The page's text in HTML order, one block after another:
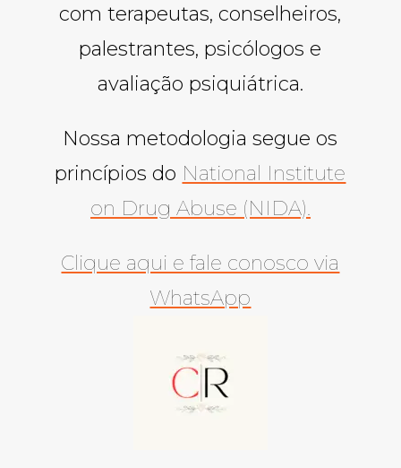
com terapeutas, conselheiros,
palestrantes, psicólogos e
avaliação psiquiátrica.
Nossa metodologia segue os
princípios do National Institute
on Drug Abuse (NIDA).
Clique aqui e fale conosco via
WhatsApp